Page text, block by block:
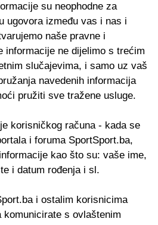
su neophodne za
ugovora između vas i nas i
naše pravne i
informacije ne dijelimo s trećim
slučajevima, i samo uz vaš
navedenih informacija
pružiti sve tražene usluge.
korisničkog računa - kada se
i foruma SportSport.ba,
kao što su: vaše ime,
i datum rođenja i sl.
i ostalim korisnicima
komunicirate s ovlaštenim